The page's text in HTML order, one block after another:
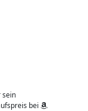
sein
bei